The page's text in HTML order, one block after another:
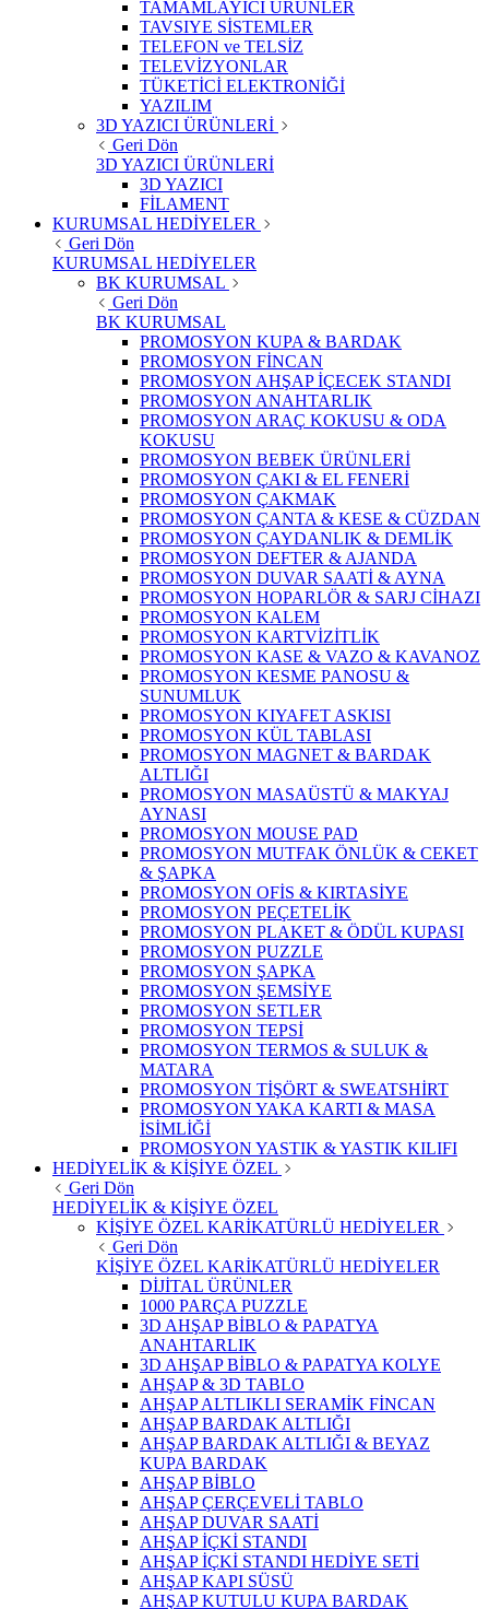
TAMAMLAYICI ÜRÜNLER
TAVSIYE SİSTEMLER
TELEFON ve TELSİZ
TELEVİZYONLAR
TÜKETİCİ ELEKTRONİĞİ
YAZILIM
3D YAZICI ÜRÜNLERİ
Geri Dön
3D YAZICI ÜRÜNLERİ
3D YAZICI
FİLAMENT
KURUMSAL HEDİYELER
Geri Dön
KURUMSAL HEDİYELER
BK KURUMSAL
Geri Dön
BK KURUMSAL
PROMOSYON KUPA & BARDAK
PROMOSYON FİNCAN
PROMOSYON AHŞAP İÇECEK STANDI
PROMOSYON ANAHTARLIK
PROMOSYON ARAÇ KOKUSU & ODA
KOKUSU
PROMOSYON BEBEK ÜRÜNLERİ
PROMOSYON ÇAKI & EL FENERİ
PROMOSYON ÇAKMAK
PROMOSYON ÇANTA & KESE & CÜZDAN
PROMOSYON ÇAYDANLIK & DEMLİK
PROMOSYON DEFTER & AJANDA
PROMOSYON DUVAR SAATİ & AYNA
PROMOSYON HOPARLÖR & SARJ CİHAZI
PROMOSYON KALEM
PROMOSYON KARTVİZİTLİK
PROMOSYON KASE & VAZO & KAVANOZ
PROMOSYON KESME PANOSU &
SUNUMLUK
PROMOSYON KIYAFET ASKISI
PROMOSYON KÜL TABLASI
PROMOSYON MAGNET & BARDAK
ALTLIĞI
PROMOSYON MASAÜSTÜ & MAKYAJ
AYNASI
PROMOSYON MOUSE PAD
PROMOSYON MUTFAK ÖNLÜK & CEKET
& ŞAPKA
PROMOSYON OFİS & KIRTASİYE
PROMOSYON PEÇETELİK
PROMOSYON PLAKET & ÖDÜL KUPASI
PROMOSYON PUZZLE
PROMOSYON ŞAPKA
PROMOSYON ŞEMSİYE
PROMOSYON SETLER
PROMOSYON TEPSİ
PROMOSYON TERMOS & SULUK &
MATARA
PROMOSYON TİŞÖRT & SWEATSHİRT
PROMOSYON YAKA KARTI & MASA
İSİMLİĞİ
PROMOSYON YASTIK & YASTIK KILIFI
HEDİYELİK & KİŞİYE ÖZEL
Geri Dön
HEDİYELİK & KİŞİYE ÖZEL
KİŞİYE ÖZEL KARİKATÜRLÜ HEDİYELER
Geri Dön
KİŞİYE ÖZEL KARİKATÜRLÜ HEDİYELER
DİJİTAL ÜRÜNLER
1000 PARÇA PUZZLE
3D AHŞAP BİBLO & PAPATYA
ANAHTARLIK
3D AHŞAP BİBLO & PAPATYA KOLYE
AHŞAP & 3D TABLO
AHŞAP ALTLIKLI SERAMİK FİNCAN
AHŞAP BARDAK ALTLIĞI
AHŞAP BARDAK ALTLIĞI & BEYAZ
KUPA BARDAK
AHŞAP BİBLO
AHŞAP ÇERÇEVELİ TABLO
AHŞAP DUVAR SAATİ
AHŞAP İÇKİ STANDI
AHŞAP İÇKİ STANDI HEDİYE SETİ
AHŞAP KAPI SÜSÜ
AHŞAP KUTULU KUPA BARDAK